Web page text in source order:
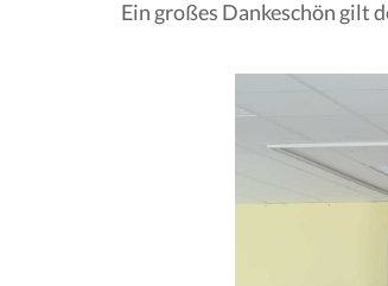
Ein großes Dankeschön gilt